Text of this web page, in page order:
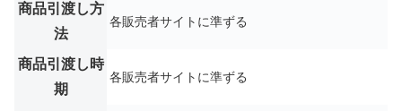
商品引渡し方
法
各販売者サイトに準ずる
商品引渡し時
期
各販売者サイトに準ずる